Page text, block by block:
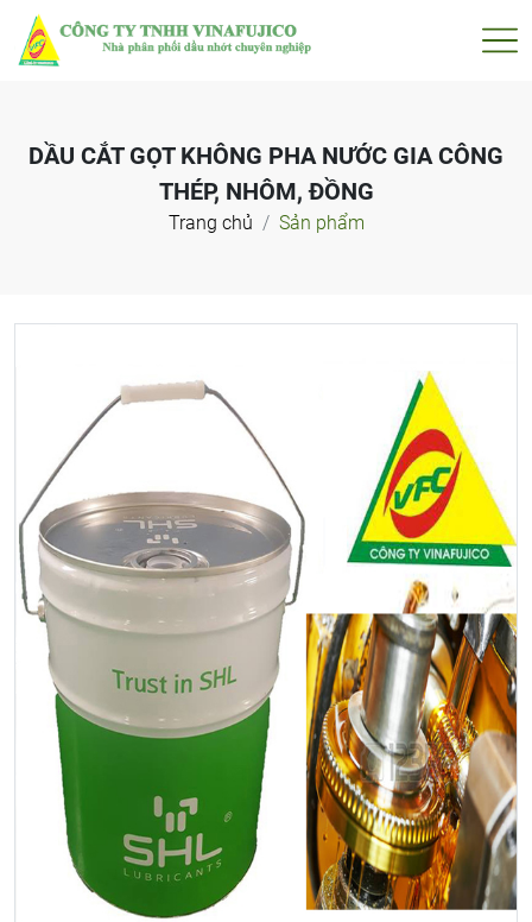
DẦU CẮT GỌT KHÔNG PHA NƯỚC GIA CÔNG
THÉP, NHÔM, ĐỒNG
Trang chủ Sản phẩm